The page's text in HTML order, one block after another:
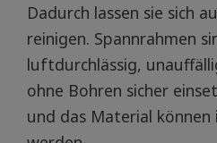
Dadurch lassen sie sich
reinigen. Spannrahmen
luftdurchlässig,
ohne Bohren sicher
und das Material